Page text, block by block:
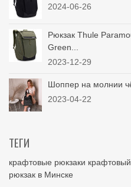
2024-06-26
Рюкзак Thule
Green...
2023-12-29
Шоппер на молнии
2023-04-22
ТЕГИ
крафтовые рюкзаки
рюкзак в Минске